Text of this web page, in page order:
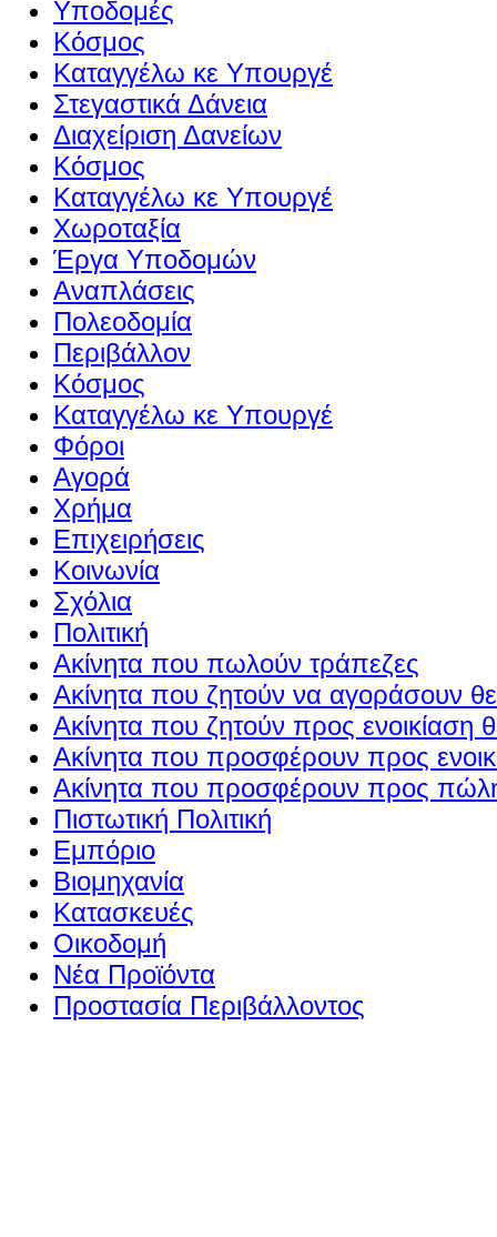
Υποδομές
Κόσμος
Καταγγέλω κε Υπουργέ
Στεγαστικά Δάνεια
Διαχείριση Δανείων
Κόσμος
Καταγγέλω κε Υπουργέ
Χωροταξία
Έργα Υποδομών
Αναπλάσεις
Πολεοδομία
Περιβάλλον
Κόσμος
Καταγγέλω κε Υπουργέ
Φόροι
Αγορά
Χρήμα
Επιχειρήσεις
Κοινωνία
Σχόλια
Πολιτική
Ακίνητα που πωλούν τράπεζες
Ακίνητα που ζητούν να αγοράσουν
Ακίνητα που ζητούν προς ενοικίαση
Ακίνητα που προσφέρουν προς
Ακίνητα που προσφέρουν προς
Πιστωτική Πολιτική
Εμπόριο
Βιομηχανία
Κατασκευές
Οικοδομή
Νέα Προϊόντα
Προστασία Περιβάλλοντος